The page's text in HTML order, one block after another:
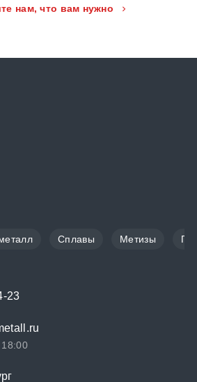
нам, что вам нужно
Сплавы Метизы
23